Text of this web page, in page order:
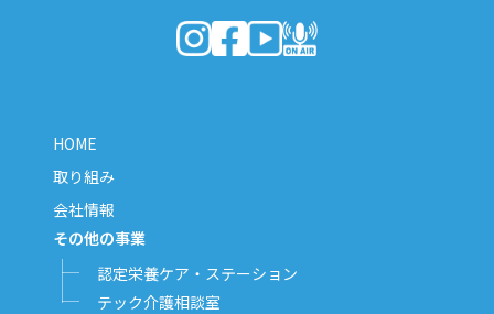
（新しいウィンドウで開きます）
（新しいウィンドウで開きます）
（新しいウィンドウで開き
（新しいウィンドウで
HOME
取り組み
会社情報
その他の事業
認定栄養ケア・ステーション
テック介護相談室